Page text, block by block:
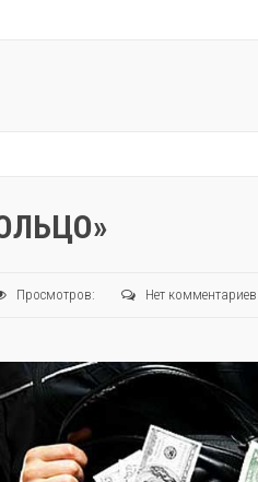
Просмотров: Нет комментариев